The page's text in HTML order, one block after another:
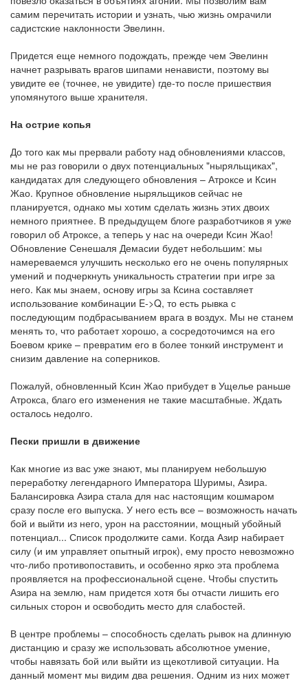
самим перечитать истории и узнать, чью жизнь омрачили
садистские наклонности Эвелинн.
Придется еще немного подождать, прежде чем Эвелинн
начнет разрывать врагов шипами ненависти, поэтому вы
увидите ее (точнее, не увидите) где-то после пришествия
упомянутого выше хранителя.
На острие копья
До того как мы прервали работу над обновлениями классов,
мы не раз говорили о двух потенциальных "ныряльщиках",
кандидатах для следующего обновления – Атроксе и Ксин
Жао. Крупное обновление ныряльщиков сейчас не
планируется, однако мы хотим сделать жизнь этих двоих
немного приятнее. В предыдущем блоге разработчиков я уже
говорил об Атроксе, а теперь у нас на очереди Ксин Жао!
Обновление Сенешаля Демасии будет небольшим: мы
намереваемся улучшить несколько его не очень популярных
умений и подчеркнуть уникальность стратегии при игре за
него. Как мы знаем, основу игры за Ксина составляет
использование комбинации E->Q, то есть рывка с
последующим подбрасыванием врага в воздух. Мы не станем
менять то, что работает хорошо, а сосредоточимся на его
Боевом крике – превратим его в более тонкий инструмент и
снизим давление на соперников.
Пожалуй, обновленный Ксин Жао прибудет в Ущелье раньше
Атрокса, благо его изменения не такие масштабные. Ждать
осталось недолго.
Пески пришли в движение
Как многие из вас уже знают, мы планируем небольшую
переработку легендарного Императора Шуримы, Азира.
Балансировка Азира стала для нас настоящим кошмаром
сразу после его выпуска. У него есть все – возможность начать
бой и выйти из него, урон на расстоянии, мощный убойный
потенциал... Список продолжите сами. Когда Азир набирает
силу (и им управляет опытный игрок), ему просто невозможно
что-либо противопоставить, и особенно ярко эта проблема
проявляется на профессиональной сцене. Чтобы спустить
Азира на землю, нам придется хотя бы отчасти лишить его
сильных сторон и освободить место для слабостей.
В центре проблемы – способность сделать рывок на длинную
дистанцию и сразу же использовать абсолютное умение,
чтобы навязать бой или выйти из щекотливой ситуации. На
данный момент мы видим два решения. Одним из них может